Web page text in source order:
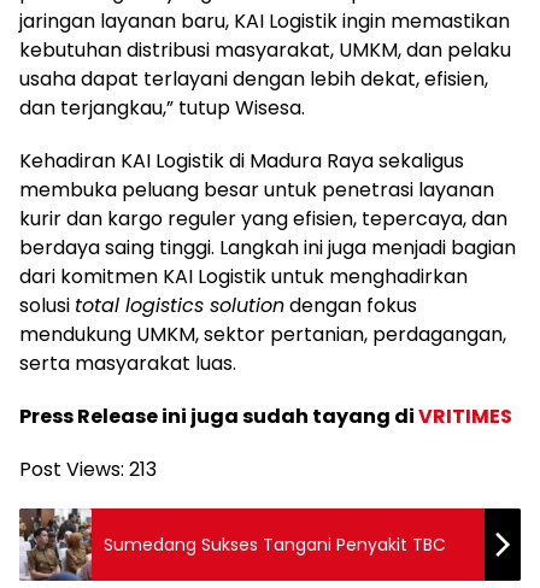
jaringan layanan baru, KAI Logistik ingin memastikan
kebutuhan distribusi masyarakat, UMKM, dan pelaku
usaha dapat terlayani dengan lebih dekat, efisien,
dan terjangkau,” tutup Wisesa.
Kehadiran KAI Logistik di Madura Raya sekaligus
membuka peluang besar untuk penetrasi layanan
kurir dan kargo reguler yang efisien, tepercaya, dan
berdaya saing tinggi. Langkah ini juga menjadi bagian
dari komitmen KAI Logistik untuk menghadirkan
solusi total logistics solutiondengan fokus
mendukung UMKM, sektor pertanian, perdagangan,
serta masyarakat luas.
Press Release ini juga sudah tayang diVRITIMES
Post Views: 213
Sumedang Sukses Tangani Penyakit TBC